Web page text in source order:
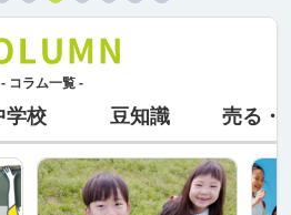
- コラム一覧 -
学校 豆知識 売る・